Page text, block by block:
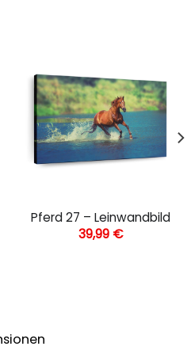
Pferd 27 – Leinwandbild
39,99 €